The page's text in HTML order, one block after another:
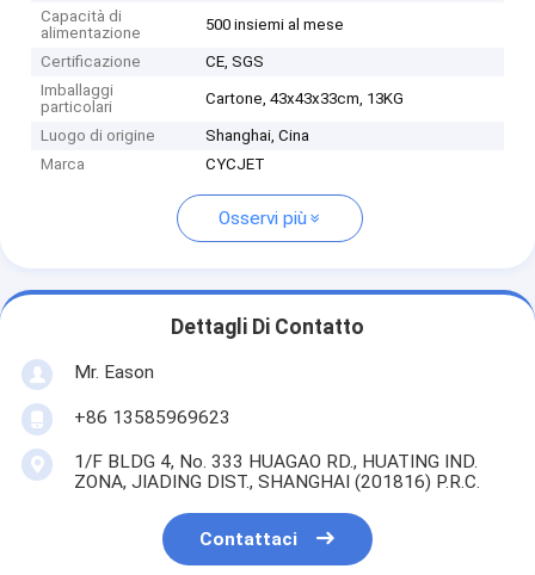
Capacità di
alimentazione
500 insiemi al mese
Certificazione
CE, SGS
Imballaggi
particolari
Cartone, 43x43x33cm, 13KG
Luogo di origine
Shanghai, Cina
Marca
CYCJET
Osservi più
Dettagli Di Contatto
Mr. Eason
+86 13585969623
1/F BLDG 4, No. 333 HUAGAO RD., HUATING IND.
ZONA, JIADING DIST., SHANGHAI (201816) P.R.C.
Contattaci